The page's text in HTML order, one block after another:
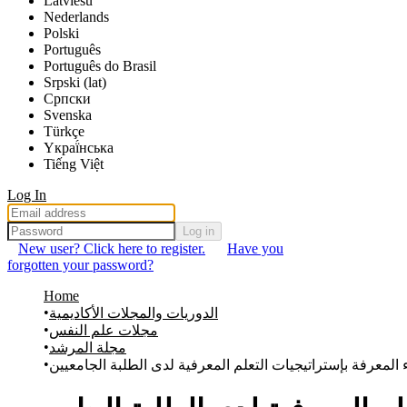
Nederlands
Polski
Português
Português do Brasil
Srpski (lat)
Српски
Svenska
Türkçe
Yкраї́нська
Tiếng Việt
Log In
Log in
New user? Click here to register.
Have you
forgotten your password?
Home
الدوريات والمجلات الأكاديمية
مجلات علم النفس
مجلة المرشد
المعرفة بإستراتيجيات التعلم المعرفية لدى الطلبة الجامعيين